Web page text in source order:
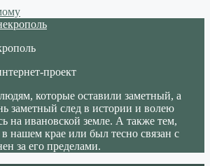
проект
которые оставили заметный, а
заметный след в истории и волею
на ивановской земле. А также тем,
нашем крае или был тесно связан с
за его пределами.